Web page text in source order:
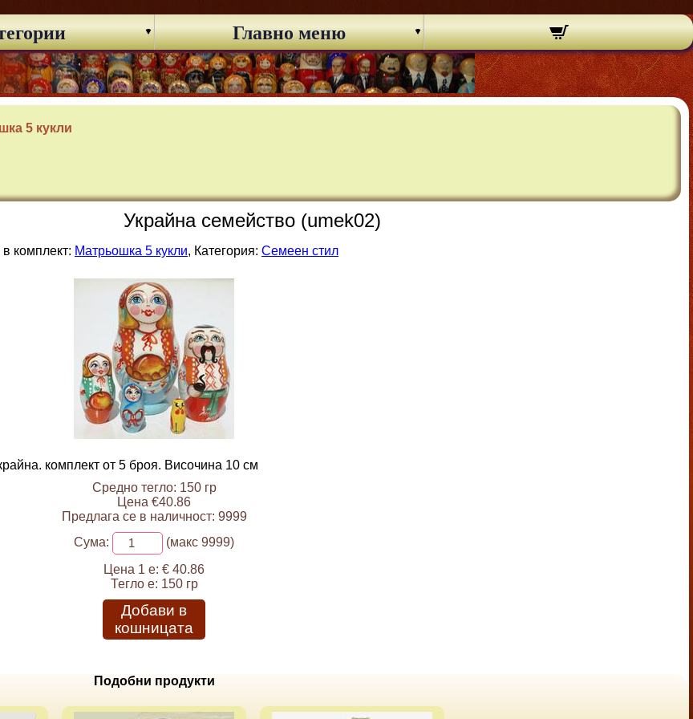
Главно меню
5 кукли
Украйна семейство (umek02)
комплект: Матрьошка 5 кукли, Категория: Семеен стил
комплект от 5 броя. Височина 10 см
Средно тегло: 150 гр
Цена €40.86
Предлага се в наличност: 9999
Сума:
(макс 9999)
Цена 1 е: € 40.86
Тегло е: 150 гр
Добави в
кошницата
Подобни продукти